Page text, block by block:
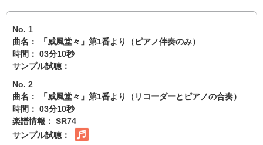
No. 1
曲名： 「威風堂々」第1番より（ピアノ伴奏のみ）
時間： 03分10秒
サンプル試聴：
No. 2
曲名： 「威風堂々」第1番より（リコーダーとピアノの合奏）
時間： 03分10秒
楽譜情報： SR74
サンプル試聴：